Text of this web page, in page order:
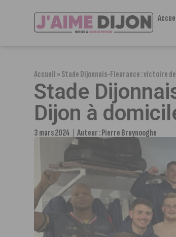
Accueil»Stade Dijonnais-Fleurance : victoire
Stade
Dijon à
3 mars 2024 Auteur :Pierre Bruynooghe